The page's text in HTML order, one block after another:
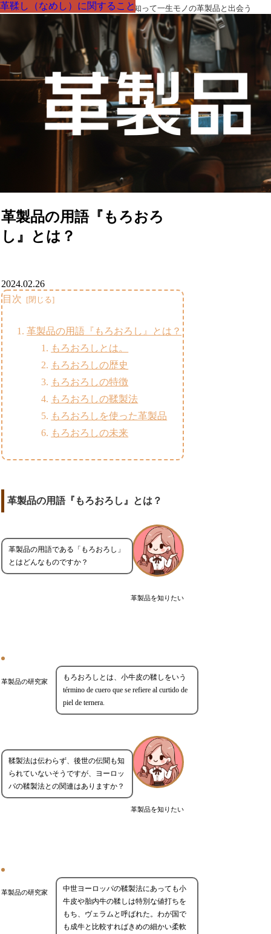
革製品の部品の呼び名・素材・技術を知って一生モノの革製品と出会う
革製品の用語『もろおろ
し』とは？
革鞣し（なめし）に関すること
2024.02.26
目次
革製品の用語『もろおろし』とは？
もろおろしとは。
もろおろしの歴史
もろおろしの特徴
もろおろしの鞣製法
もろおろしを使った革製品
もろおろしの未来
革製品の用語『もろおろし』とは？
革製品を知りたい
革製品の用語である「もろおろし」
とはどんなものですか？
革製品の研究家
もろおろしとは、小牛皮の鞣しをいう
término de cuero que se refiere al curtido de
piel de ternera.
革製品を知りたい
鞣製法は伝わらず、後世の伝聞も知
られていないそうですが、ヨーロッ
パの鞣製法との関連はありますか？
革製品の研究家
中世ヨーロッパの鞣製法にあっても小
牛皮や胎内牛の鞣しは特別な値打ちを
もち、ヴェラムと呼ばれた。わが国で
も成牛と比較すればきめの細かい柔軟
革鞣し（なめし）に関すること
革鞣し（なめし）に関すること
革鞣し（なめし）に関すること
革鞣し（なめし）に関すること
革鞣し（なめし）に関すること
革鞣し（なめし）に関すること